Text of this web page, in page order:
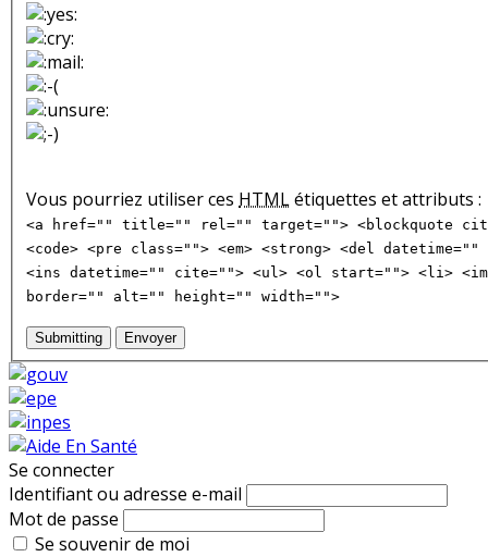
Vous pourriez utiliser ces HTMLétiquettes et attributs :
<a href="" title="" rel="" target=""> <blockquote
<code> <pre class=""> <em> <strong> <del
<ins datetime="" cite=""> <ul> <ol start=""> <li>
border="" alt="" height="" width="">
Submitting Envoyer
Se connecter
Identifiant ou adresse e-mail
Mot de passe
Se souvenir de moi